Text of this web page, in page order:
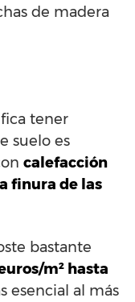
de madera
tener
suelo es
calefacción
finura de las
bastante
m² hasta
esencial al más